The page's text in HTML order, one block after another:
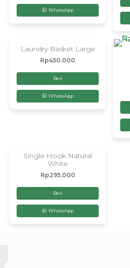
WhatsApp
Laundry Basket Large
Rp450.000
Beli
WhatsApp
Single Hook Natural
White
Rp295.000
Beli
WhatsApp